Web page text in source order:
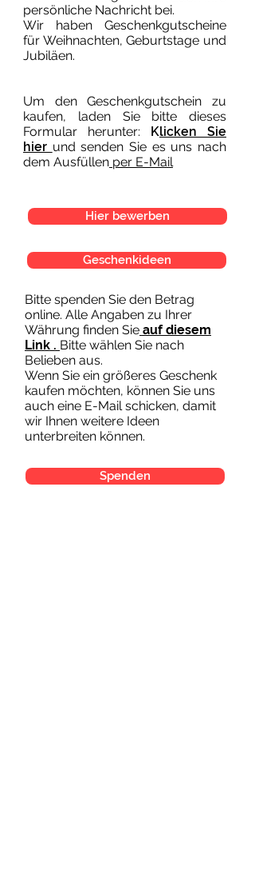
persönliche Nachricht bei.
Wir haben Geschenkgutscheine
für Weihnachten, Geburtstage und
Jubiläen.
Um den Geschenkgutschein zu
kaufen, laden Sie bitte dieses
Formular herunter: Klicken Sie
hier und senden Sie es uns nach
dem Ausfüllen per E-Mail
Hier bewerben
Geschenkideen
Bitte spenden Sie den Betrag
online. Alle Angaben zu Ihrer
Währung finden Sie auf diesem
Link . Bitte wählen Sie nach
Belieben aus.
Wenn Sie ein größeres Geschenk
kaufen möchten, können Sie uns
auch eine E-Mail schicken, damit
wir Ihnen weitere Ideen
unterbreiten können.
Spenden